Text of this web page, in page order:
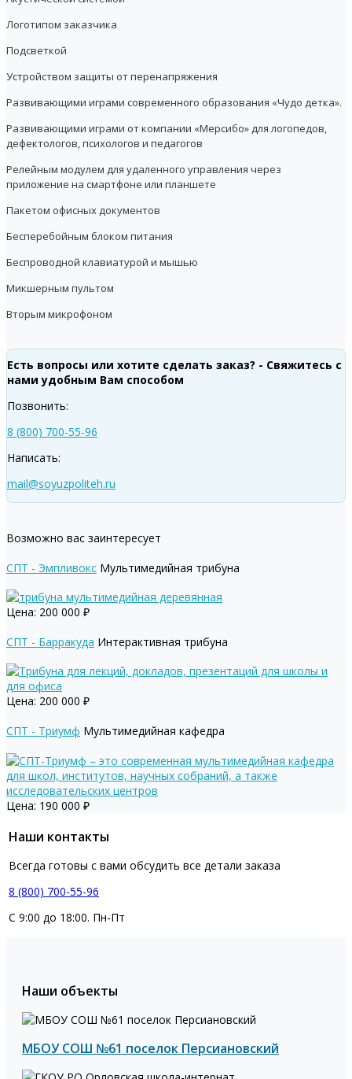
Логотипом заказчика
Подсветкой
Устройством защиты от перенапряжения
Развивающими играми современного образования «Чудо детка».
Развивающими играми от компании «Мерсибо» для логопедов,
дефектологов, психологов и педагогов
Релейным модулем для удаленного управления через
приложение на смартфоне или планшете
Пакетом офисных документов
Бесперебойным блоком питания
Беспроводной клавиатурой и мышью
Микшерным пультом
Вторым микрофоном
Есть вопросы или хотите сделать заказ? - Свяжитесь с
нами удобным Вам способом
Позвонить:
8 (800) 700-55-96
Написать:
mail@soyuzpoliteh.ru
Возможно вас заинтересует
СПТ - Эмпливокс Мультимедийная трибуна
Цена: 200 000 ₽
СПТ - Барракуда Интерактивная трибуна
Цена: 200 000 ₽
СПТ - Триумф Мультимедийная кафедра
Цена: 190 000 ₽
Наши контакты
Всегда готовы с вами обсудить все детали заказа
8 (800) 700-55-96
С 9:00 до 18:00. Пн-Пт
Наши объекты
МБОУ СОШ №61 поселок Персиановский